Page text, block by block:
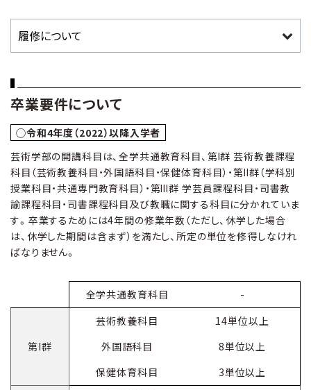
卒業要件について
◯令和4年度（2022）以降入学者
芸術学部の開講科目は、全学共通教育科目、第Ⅰ群 芸術教養課程
科目（芸術教養科目・外国語科目・保健体育科目）・第Ⅱ群（学科別
授業科目・共通専門教育科目）・第Ⅲ群 学芸員課程科目・司書教
諭課程科目・司書課程科目及び教職に関する科目に分かれていま
す。卒業するためには4年間の修業年数（ただし、休学した場合
は、休学した期間は含まず）を満たし、所定の単位を修得しなけれ
ばなりません。
全学共通教育科目 -
第I群
芸術教養科目
14単位以上
外国語科目
8単位以上
保健体育科目
3単位以上